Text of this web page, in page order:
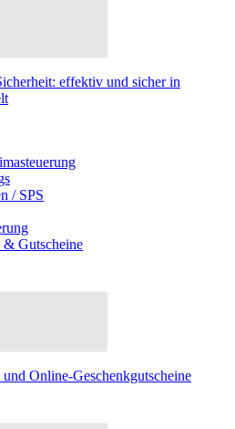
effektiv und sicher in
/ SPS
& Gutscheine
Online-Geschenkgutscheine